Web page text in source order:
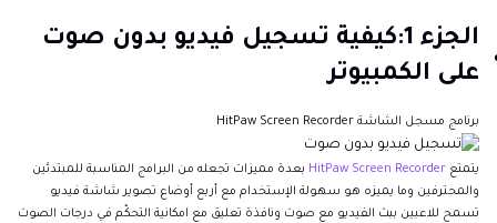
الجزء 1:كيفية تسجيل فيديو بدون صوت
على الكمبيوتر
برنامج مسجل الشاشة HitPaw Screen Recorder
يتمتع HitPaw Screen Recorder بعدة مميزات تجعله من البرامج المناسبة للمبتدئين
والمحترفين وما يميزه هو سهولة الإستخدام مع أربع أوضاع تصوير شاشة فيديو
تسمح للاعبين ببث الفيديو مع صوت ونافذة تعليق مع امكانية التحكّم في درجات الصوت